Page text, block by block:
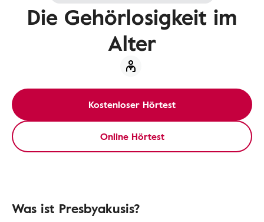
Die Gehörlosigkeit im
Alter
Kostenloser Hörtest
Online Hörtest
Was ist Presbyakusis?